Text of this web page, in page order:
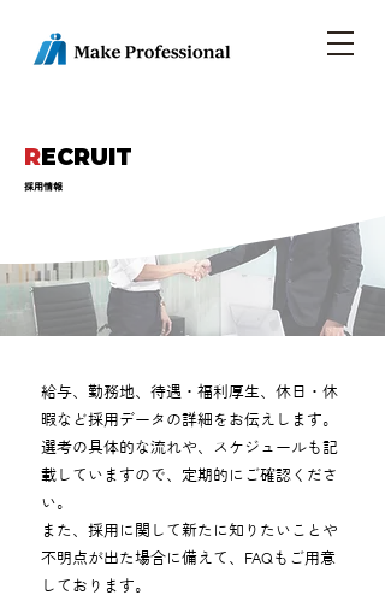
RECRUIT
採用情報
給与、勤務地、待遇・福利厚生、休日・休
暇など採用データの詳細をお伝えします。
選考の具体的な流れや、スケジュールも記
載していますので、定期的にご確認くださ
い。
また、採用に関して新たに知りたいことや
不明点が出た場合に備えて、FAQもご用意
しております。